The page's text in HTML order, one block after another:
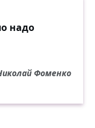
надо
Фоменко